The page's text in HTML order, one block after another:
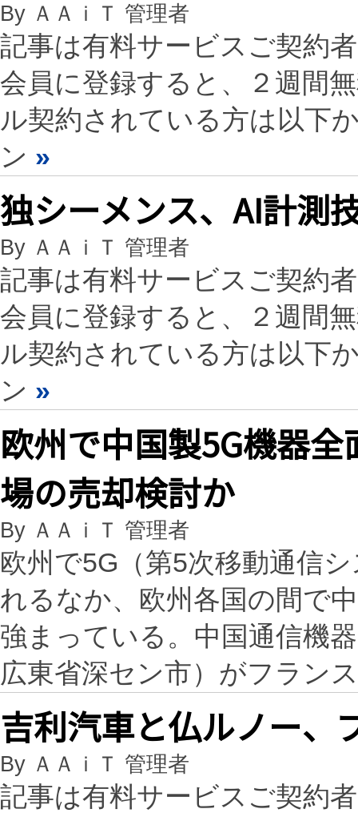
By ＡＡｉＴ 管理者
記事は有料サービスご契約
会員に登録すると、２週間
ル契約されている方は以下
ン »
独シーメンス、AI計測
By ＡＡｉＴ 管理者
記事は有料サービスご契約
会員に登録すると、２週間
ル契約されている方は以下
ン »
欧州で中国製5G機器
場の売却検討か
By ＡＡｉＴ 管理者
欧州で5G（第5次移動通信
れるなか、欧州各国の間で
強まっている。中国通信機
広東省深セン市）がフラン
吉利汽車と仏ルノー、
By ＡＡｉＴ 管理者
記事は有料サービスご契約